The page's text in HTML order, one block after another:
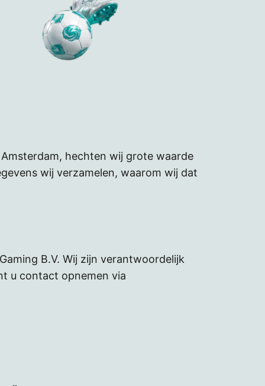
hechten wij grote waarde
wij verzamelen, waarom wij dat
B.V. Wij zijn verantwoordelijk
u contact opnemen via